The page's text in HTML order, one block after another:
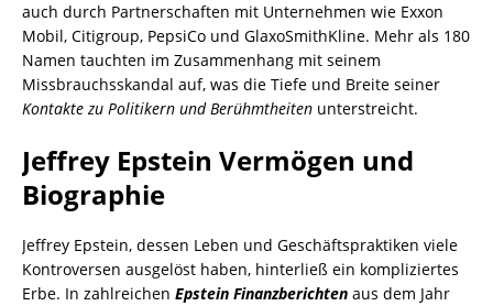
auch durch Partnerschaften mit Unternehmen wie Exxon
Mobil, Citigroup, PepsiCo und GlaxoSmithKline. Mehr als 180
Namen tauchten im Zusammenhang mit seinem
Missbrauchsskandal auf, was die Tiefe und Breite seiner
Kontakte zu Politikern und Berühmtheiten unterstreicht.
Jeffrey Epstein Vermögen und
Biographie
Jeffrey Epstein, dessen Leben und Geschäftspraktiken viele
Kontroversen ausgelöst haben, hinterließ ein kompliziertes
Erbe. In zahlreichen Epstein Finanzberichten aus dem Jahr